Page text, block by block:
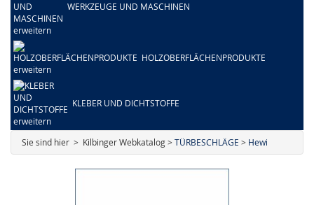
WERKZEUGE UND MASCHINEN
HOLZOBERFLÄCHENPRODUKTE
KLEBER UND DICHTSTOFFE
Sie sind hier > Kilbinger Webkatalog >TÜRBESCHLÄGE > Hewi